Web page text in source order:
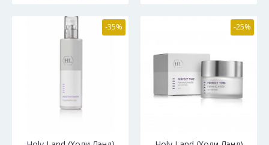
-35% -25%